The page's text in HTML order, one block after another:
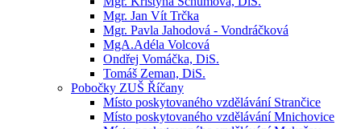
Mgr. Jan Vít Trčka
Mgr. Pavla Jahodová - Vondráčková
MgA.Adéla Volcová
Ondřej Vomáčka, DiS.
Tomáš Zeman, DiS.
Pobočky ZUŠ Říčany
Místo poskytovaného vzdělávání Strančice
Místo poskytovaného vzdělávání Mnichovice